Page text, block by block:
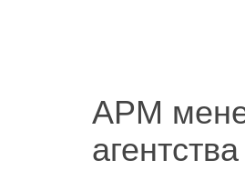
АРМ
агентства